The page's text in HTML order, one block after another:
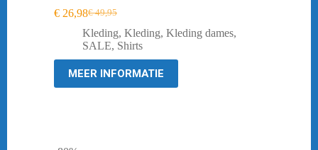
€49,95
Oorspronkelijke
prijs
was:
€ 26,98Huidige
prijs
is:
Kleding, Kleding, Kleding dames,
SALE, Shirts
MEER INFORMATIE